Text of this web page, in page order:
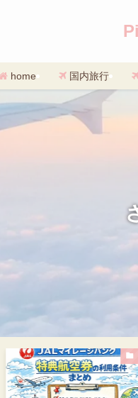
home 国内旅行